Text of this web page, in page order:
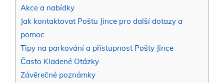
Akce a nabídky
Jak kontaktovat Poštu Jince pro další dotazy a
pomoc
Tipy na parkování a přístupnost Pošty Jince
Často Kladené Otázky
Závěrečné poznámky